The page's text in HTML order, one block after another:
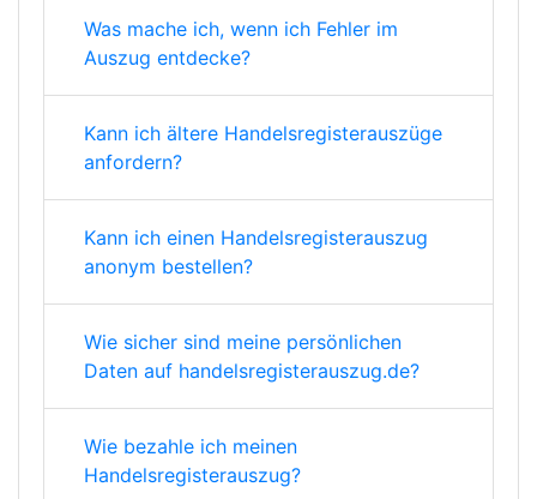
Was mache ich, wenn ich Fehler im
Auszug entdecke?
Kann ich ältere Handelsregisterauszüge
anfordern?
Kann ich einen Handelsregisterauszug
anonym bestellen?
Wie sicher sind meine persönlichen
Daten auf handelsregisterauszug.de?
Wie bezahle ich meinen
Handelsregisterauszug?